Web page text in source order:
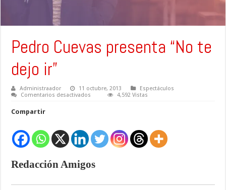
Pedro Cuevas presenta “No te
dejo ir”
Administraador 11 octubre, 2013
Espectáculos
Comentarios desactivados
dejo
ir”
4,592 Vistas
Compartir
Redacción Amigos